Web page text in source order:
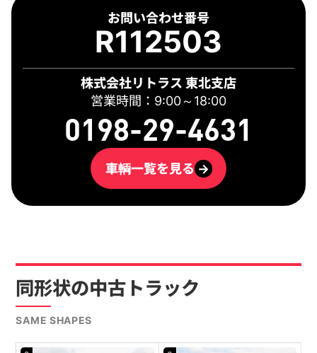
お問い合わせ番号
R112503
株式会社リトラス 東北支店
営業時間：9:00～18:00
0198-29-4631
車輌一覧を見る →
同形状の中古トラック
SAME SHAPES